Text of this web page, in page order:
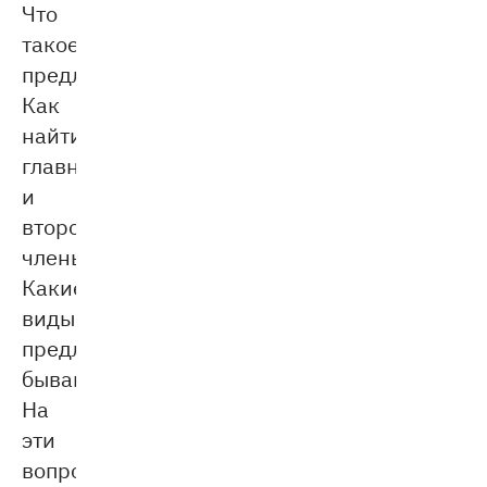
Что
такое
предложение?
Как
найти
главные
и
второстепенные
члены?
Какие
виды
предложений
бывают?
На
эти
вопросы